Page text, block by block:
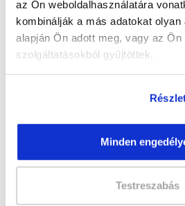
az Ön weboldalhasználatára
kombinálják a más adatokat olyan
alapján Ön adott meg, vagy az
szolgáltatásokból gyűjtöttek.
Minden
Testreszabás
Naprakészség:
Fontos, hogy a trendekkel
a divatot, kísérletezz bátran,
fantáziádat, így a vendégeidnek
Milyen
tanfolyamok